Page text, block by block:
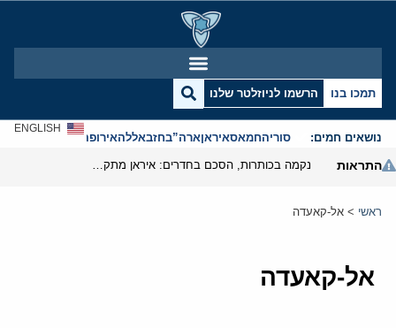
תמכו בנו הרשמו לניוזלטר שלנו
נושאים חמים: סוריהחמאסאיראןארה”בחזבאללהאירופהאנטישמיות
ENGLISH
התראות
ראשי > אל-קאעדה
אל-קאעדה